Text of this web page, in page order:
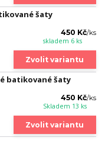
šaty
450 Kč/ks
skladem 6 ks
Zvolit variantu
batikované šaty
450 Kč/ks
Skladem 13 ks
Zvolit variantu